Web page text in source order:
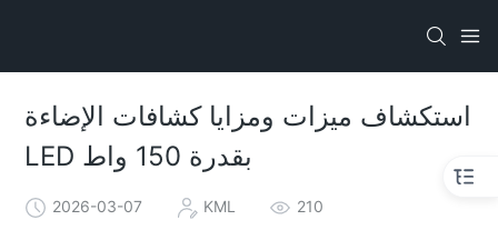
استكشاف ميزات ومزايا كشافات الإضاءة
LED بقدرة 150 واط
2026-03-07 KML 210